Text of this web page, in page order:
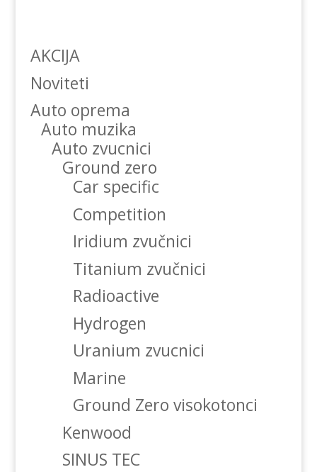
AKCIJA
Noviteti
Auto oprema
Auto muzika
Auto zvucnici
Ground zero
Car specific
Competition
Iridium zvučnici
Titanium zvučnici
Radioactive
Hydrogen
Uranium zvucnici
Marine
Ground Zero visokotonci
Kenwood
SINUS TEC